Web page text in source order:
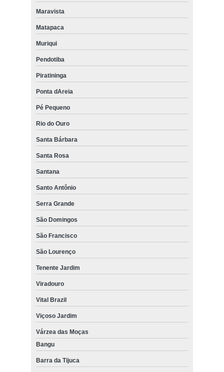
Maravista
Matapaca
Muriqui
Pendotiba
Piratininga
Ponta dAreia
Pé Pequeno
Rio do Ouro
Santa Bárbara
Santa Rosa
Santana
Santo Antônio
Serra Grande
São Domingos
São Francisco
São Lourenço
Tenente Jardim
Viradouro
Vital Brazil
Viçoso Jardim
Várzea das Moças
Bangu
Barra da Tijuca